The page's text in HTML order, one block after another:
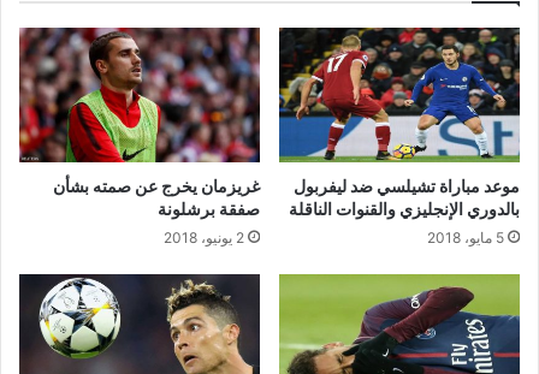
بالدوري الإنجليزي والقنوات الناقلة
5 مايو، 2018
غريزمان يخرج عن صمته بشأن
صفقة برشلونة
2 يونيو، 2018